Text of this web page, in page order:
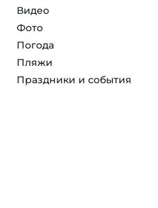
Видео
Фото
Погода
Пляжи
Праздники и события